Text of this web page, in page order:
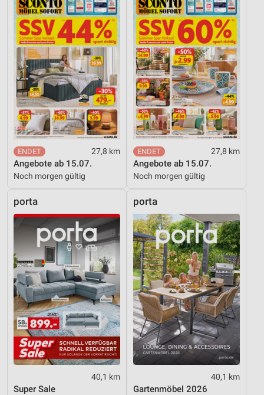
27,8 km
Angebote ab 15.07.
Noch morgen gültig
27,8 km
Angebote ab 15.07.
Noch morgen gültig
porta
40,1 km
Super Sale
porta
40,1 km
Gartenmöbel 2026